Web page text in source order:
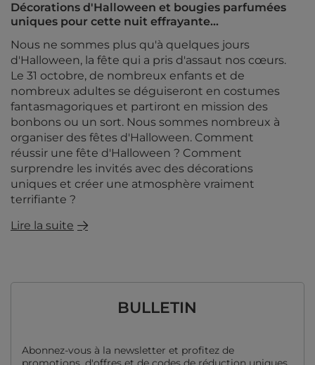
Décorations d'Halloween et bougies parfumées
uniques pour cette nuit effrayante...
Nous ne sommes plus qu'à quelques jours
d'Halloween, la fête qui a pris d'assaut nos cœurs.
Le 31 octobre, de nombreux enfants et de
nombreux adultes se déguiseront en costumes
fantasmagoriques et partiront en mission des
bonbons ou un sort. Nous sommes nombreux à
organiser des fêtes d'Halloween. Comment
réussir une fête d'Halloween ? Comment
surprendre les invités avec des décorations
uniques et créer une atmosphère vraiment
terrifiante ?
Lire la suite
BULLETIN
Abonnez-vous à la newsletter et profitez de